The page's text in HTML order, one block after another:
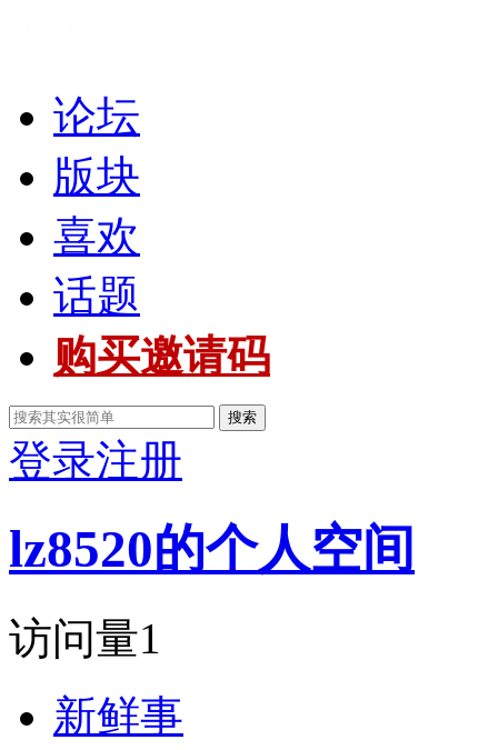
论坛
版块
喜欢
话题
购买邀请码
搜索
登录注册
lz8520的个人空间
访问量1
新鲜事